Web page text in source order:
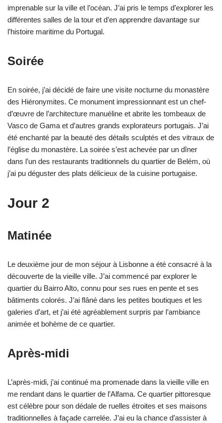
imprenable sur la ville et l’océan. J’ai pris le temps d’explorer les
différentes salles de la tour et d’en apprendre davantage sur
l’histoire maritime du Portugal.
Soirée
En soirée, j’ai décidé de faire une visite nocturne du monastère
des Hiéronymites. Ce monument impressionnant est un chef-
d’œuvre de l’architecture manuéline et abrite les tombeaux de
Vasco de Gama et d’autres grands explorateurs portugais. J’ai
été enchanté par la beauté des détails sculptés et des vitraux de
l’église du monastère. La soirée s’est achevée par un dîner
dans l’un des restaurants traditionnels du quartier de Belém, où
j’ai pu déguster des plats délicieux de la cuisine portugaise.
Jour 2
Matinée
Le deuxième jour de mon séjour à Lisbonne a été consacré à la
découverte de la vieille ville. J’ai commencé par explorer le
quartier du Bairro Alto, connu pour ses rues en pente et ses
bâtiments colorés. J’ai flâné dans les petites boutiques et les
galeries d’art, et j’ai été agréablement surpris par l’ambiance
animée et bohème de ce quartier.
Après-midi
L’après-midi, j’ai continué ma promenade dans la vieille ville en
me rendant dans le quartier de l’Alfama. Ce quartier pittoresque
est célèbre pour son dédale de ruelles étroites et ses maisons
traditionnelles à façade carrelée. J’ai eu la chance d’assister à